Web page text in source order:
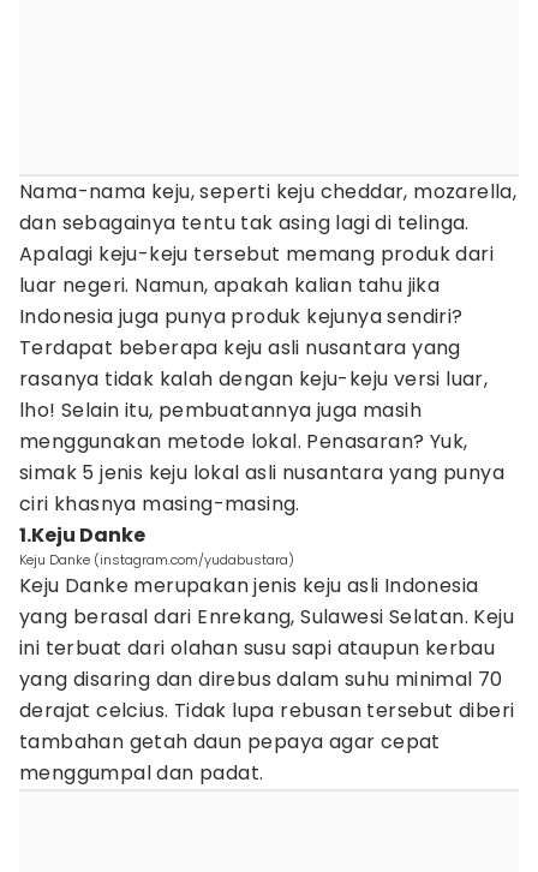
Nama-nama keju, seperti keju cheddar, mozarella,
dan sebagainya tentu tak asing lagi di telinga.
Apalagi keju-keju tersebut memang produk dari
luar negeri. Namun, apakah kalian tahu jika
Indonesia juga punya produk kejunya sendiri?
Terdapat beberapa keju asli nusantara yang
rasanya tidak kalah dengan keju-keju versi luar,
lho! Selain itu, pembuatannya juga masih
menggunakan metode lokal. Penasaran? Yuk,
simak 5 jenis keju lokal asli nusantara yang punya
ciri khasnya masing-masing.
1.Keju Danke
Keju Danke (instagram.com/yudabustara)
Keju Danke merupakan jenis keju asli Indonesia
yang berasal dari Enrekang, Sulawesi Selatan. Keju
ini terbuat dari olahan susu sapi ataupun kerbau
yang disaring dan direbus dalam suhu minimal 70
derajat celcius. Tidak lupa rebusan tersebut diberi
tambahan getah daun pepaya agar cepat
menggumpal dan padat.